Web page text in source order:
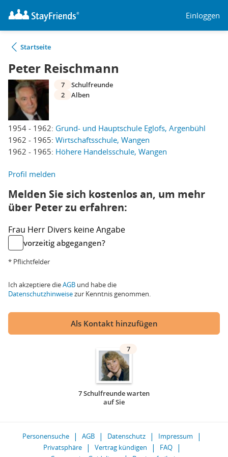
Einloggen
Startseite
Peter Reischmann
1954 - 1962: Grund- und Hauptschule Eglofs, Argenbühl
1962 - 1965: Wirtschaftsschule, Wangen
1962 - 1965: Höhere Handelsschule, Wangen
7
Schulfreunde
2
Alben
Profil melden
Melden Sie sich kostenlos an, um mehr
über Peter zu erfahren:
Frau Herr Divers keine Angabe
vorzeitig abgegangen?
* Pflichtfelder
Ich akzeptiere dieAGB und habe die
Datenschutzhinweisezur Kenntnis genommen.
Als Kontakt hinzufügen
7
7 Schulfreunde warten
auf Sie
Personensuche AGB Datenschutz
Impressum
Privatsphäre
Vertrag kündigen
FAQ